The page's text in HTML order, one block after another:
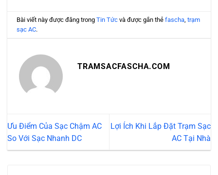
Bài viết này được đăng trongTin Tức và được gắn thẻfascha ,trạm
sạc AC.
TRAMSACFASCHA.COM
Ưu Điểm Của Sạc Chậm AC
So Với Sạc Nhanh DC
Lợi Ích Khi Lắp Đặt Trạm Sạc
AC Tại Nhà